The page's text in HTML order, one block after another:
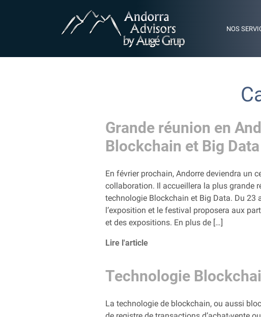
NOS
Grande réunion en
Blockchain et Big Data
En février prochain, Andorre deviendra un
collaboration. Il accueillera la plus grande
technologie Blockchain et Big Data. Du 23
l’exposition et le festival proposera aux
et des expositions. En plus de […]
Lire l'article
Technologie
La technologie de blockchain, ou aussi